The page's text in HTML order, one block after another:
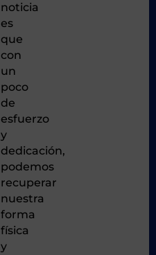
noticia
es
que
con
un
poco
de
esfuerzo
y
dedicación,
podemos
recuperar
nuestra
forma
física
y